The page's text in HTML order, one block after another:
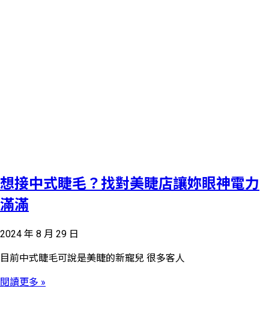
想接中式睫毛？找對美睫店讓妳眼神電力
滿滿
2024 年 8 月 29 日
目前中式睫毛可說是美睫的新寵兒 很多客人
閱讀更多 »